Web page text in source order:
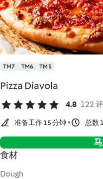
TM7 TM6 TM5
Pizza Diavola
4.8 122
准备工作 15 分钟 总数
食材
Dough